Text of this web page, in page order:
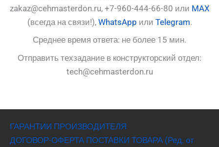
zakaz@cehmasterdon.ru, +7-960-444-66-80 или MAX
(всегда на связи!), WhatsApp или Telegram.
Среднее время ответа: не более 15 мин.
Отправить техзадание в конструкторский отдел:
tech@cehmasterdon.ru
ГАРАНТИИ ПРОИЗВОДИТЕЛЯ
ДОГОВОР-ОФЕРТА ПОСТАВКИ ТОВАРА (Ред. от